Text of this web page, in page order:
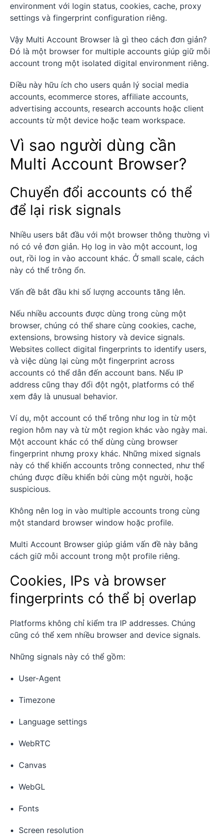
environment với login status, cookies, cache, proxy
settings và fingerprint configuration riêng.
Vậy Multi Account Browser là gì theo cách đơn giản?
Đó là một browser for multiple accounts giúp giữ mỗi
account trong một isolated digital environment riêng.
Điều này hữu ích cho users quản lý social media
accounts, ecommerce stores, affiliate accounts,
advertising accounts, research accounts hoặc client
accounts từ một device hoặc team workspace.
Vì sao người dùng cần
Multi Account Browser?
Chuyển đổi accounts có thể
để lại risk signals
Nhiều users bắt đầu với một browser thông thường vì
nó có vẻ đơn giản. Họ log in vào một account, log
out, rồi log in vào account khác. Ở small scale, cách
này có thể trông ổn.
Vấn đề bắt đầu khi số lượng accounts tăng lên.
Nếu nhiều accounts được dùng trong cùng một
browser, chúng có thể share cùng cookies, cache,
extensions, browsing history và device signals.
Websites collect digital fingerprints to identify users,
và việc dùng lại cùng một fingerprint across
accounts có thể dẫn đến account bans. Nếu IP
address cũng thay đổi đột ngột, platforms có thể
xem đây là unusual behavior.
Ví dụ, một account có thể trông như log in từ một
region hôm nay và từ một region khác vào ngày mai.
Một account khác có thể dùng cùng browser
fingerprint nhưng proxy khác. Những mixed signals
này có thể khiến accounts trông connected, như thể
chúng được điều khiển bởi cùng một người, hoặc
suspicious.
Không nên log in vào multiple accounts trong cùng
một standard browser window hoặc profile.
Multi Account Browser giúp giảm vấn đề này bằng
cách giữ mỗi account trong một profile riêng.
Cookies, IPs và browser
fingerprints có thể bị overlap
Platforms không chỉ kiểm tra IP addresses. Chúng
cũng có thể xem nhiều browser and device signals.
Những signals này có thể gồm:
User-Agent
Timezone
Language settings
WebRTC
Canvas
WebGL
Fonts
Screen resolution